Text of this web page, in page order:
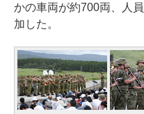
かの車両が約700両、人
加した。